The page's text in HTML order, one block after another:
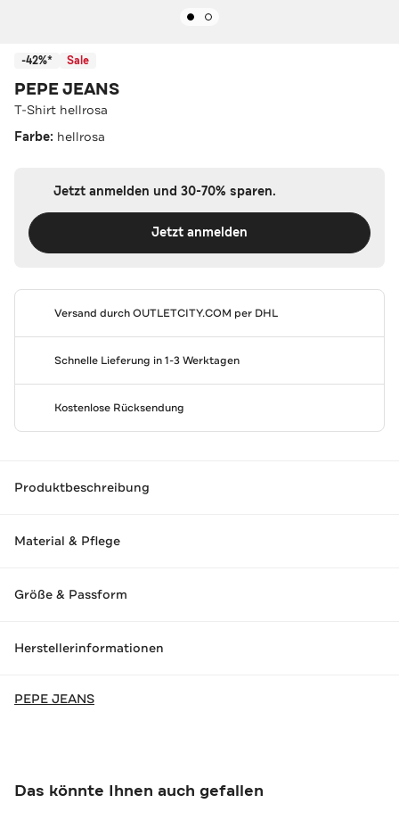
-42%* Sale
PEPE JEANS
T-Shirt hellrosa
Farbe: hellrosa
Jetzt anmelden und 30-70% sparen.
Jetzt anmelden
Versand durchOUTLETCITY.COM per DHL
Schnelle Lieferung in 1-3 Werktagen
Kostenlose Rücksendung
Produktbeschreibung
Material & Pflege
Größe & Passform
Herstellerinformationen
PEPE JEANS
Das könnte Ihnen auch gefallen